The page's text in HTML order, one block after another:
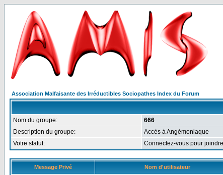
Association Malfaisante des Irréductibles Sociopathes Index du Forum
Nom du groupe:
666
Description du groupe:
Accès à Angémoniaque
Votre statut:
Connectez-vous pour
Message Privé Nom d'utilisateur